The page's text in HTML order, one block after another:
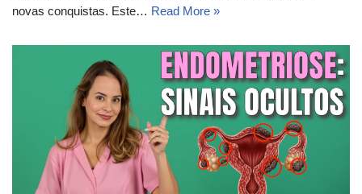
novas conquistas. Este… Read More »